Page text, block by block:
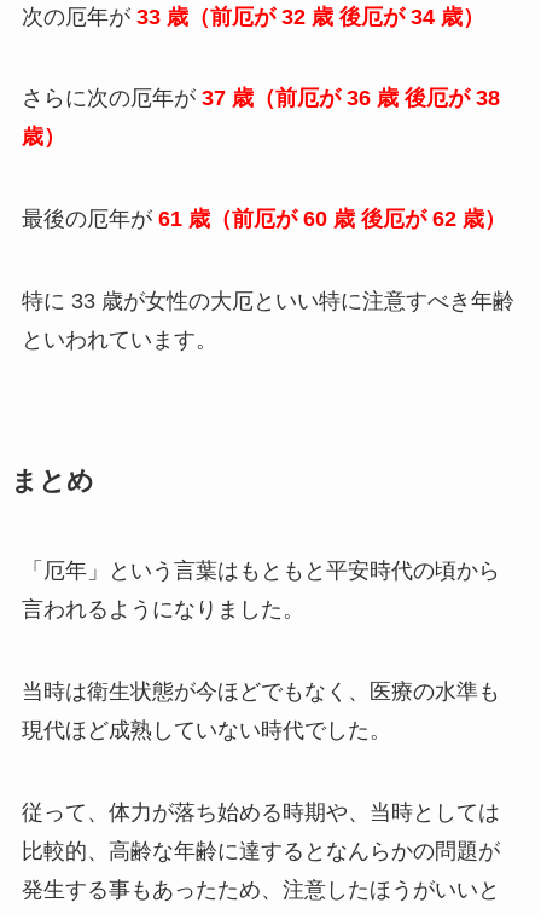
次の厄年が33 歳（前厄が 32 歳 後厄が 34 歳）
さらに次の厄年が 37 歳（前厄が 36 歳 後厄が 38
歳）
最後の厄年が 61 歳（前厄が 60 歳 後厄が 62 歳）
特に 33 歳が女性の大厄といい特に注意すべき年齢
といわれています。
まとめ
「厄年」という言葉はもともと平安時代の頃から
言われるようになりました。
当時は衛生状態が今ほどでもなく、医療の水準も
現代ほど成熟していない時代でした。
従って、体力が落ち始める時期や、当時としては
比較的、高齢な年齢に達するとなんらかの問題が
発生する事もあったため、注意したほうがいいと